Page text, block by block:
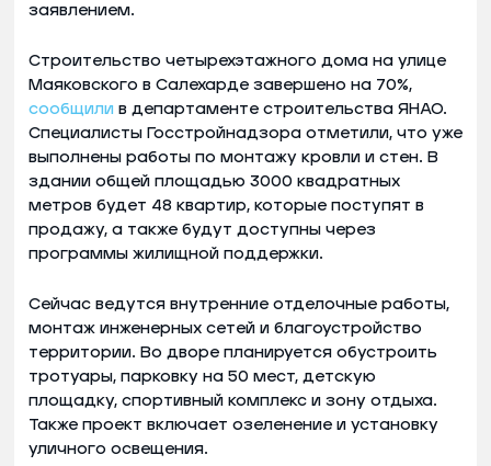
заявлением.
Строительство четырехэтажного дома на улице
Маяковского в Салехарде завершено на 70%,
сообщили в департаменте строительства ЯНАО.
Специалисты Госстройнадзора отметили, что уже
выполнены работы по монтажу кровли и стен. В
здании общей площадью 3000 квадратных
метров будет 48 квартир, которые поступят в
продажу, а также будут доступны через
программы жилищной поддержки.
Сейчас ведутся внутренние отделочные работы,
монтаж инженерных сетей и благоустройство
территории. Во дворе планируется обустроить
тротуары, парковку на 50 мест, детскую
площадку, спортивный комплекс и зону отдыха.
Также проект включает озеленение и установку
уличного освещения.